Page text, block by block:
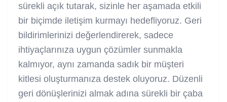
sürekli açık tutarak, sizinle her aşamada etkili
bir biçimde iletişim kurmayı hedefliyoruz. Geri
bildirimlerinizi değerlendirerek, sadece
ihtiyaçlarınıza uygun çözümler sunmakla
kalmıyor, aynı zamanda sadık bir müşteri
kitlesi oluşturmanıza destek oluyoruz. Düzenli
geri dönüşlerinizi almak adına sürekli bir çaba